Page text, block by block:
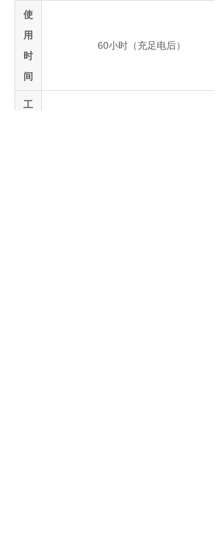
使
用
时
间
60小时（充足电后）
工